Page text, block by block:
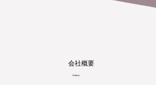
会社概要
Outline